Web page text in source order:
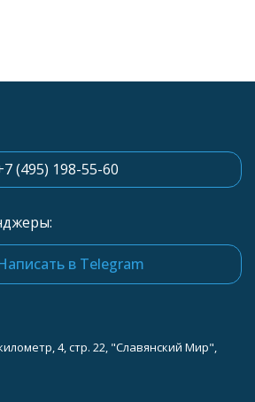
(495) 198-55-60
в Telegram
4, стр. 22, "Славянский Мир",